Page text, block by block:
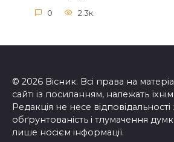
0 2.3к.
© 2026 Вісник. Всі права на
сайті із посиланням, належать
Редакція не несе відповідальності
обґрунтованість і тлумачення
лише носієм інформації.